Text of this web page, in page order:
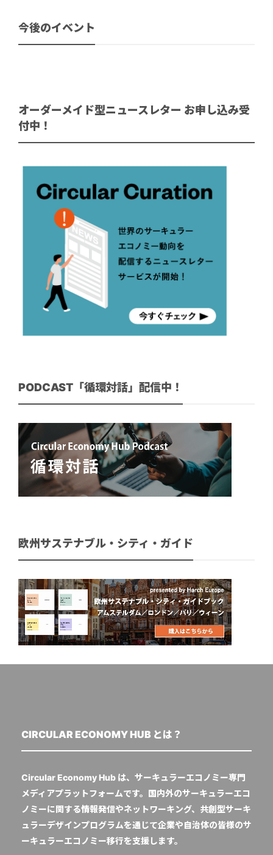
今後のイベント
オーダーメイド型ニュースレター お申し込み受
付中！
PODCAST「循環対話」配信中！
欧州サステナブル・シティ・ガイド
CIRCULAR ECONOMY HUB とは？
Circular Economy Hub は、サーキュラーエコノミー専門
メディアプラットフォームです。国内外のサーキュラーエコ
ノミーに関する情報発信やネットワーキング、共創型サーキ
ュラーデザインプログラムを通じて企業や自治体の皆様のサ
ーキュラーエコノミー移行を支援します。